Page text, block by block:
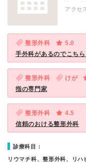
アクセ
整形外科
5.0
手外科があるのでこちら
整形外科 けが
指の専門家
整形外科
4.5
信頼のおける整形外科
診療科目：
リウマチ科、整形外科、リ